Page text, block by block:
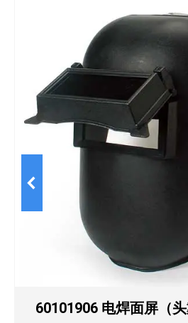
60101906 电焊面屏（头